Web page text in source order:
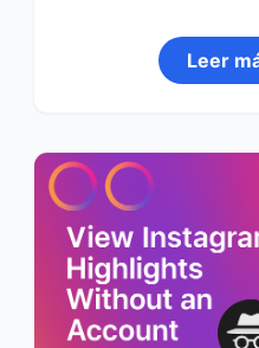
Leer